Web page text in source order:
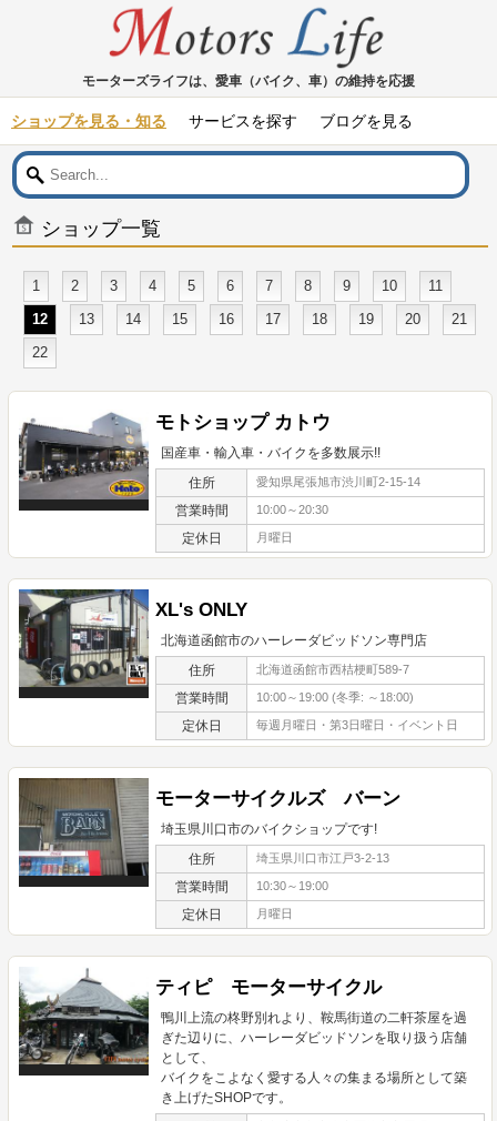
モーターズライフは、愛車（バイク、車）の維持を応援
ショップを見る・知る サービスを探す ブログを見る
ショップ一覧
1 2 3 4 5 6 7 8 9 10
11
12
13 14 15 16 17 18 19 20
21
22
モトショップ カトウ
国産車・輸入車・バイクを多数展示!!
住所 愛知県尾張旭市渋川町2-15-14
営業時間 10:00～20:30
定休日 月曜日
XL's ONLY
北海道函館市のハーレーダビッドソン専門店
住所 北海道函館市西桔梗町589-7
営業時間 10:00～19:00 (冬季: ～18:00)
定休日 毎週月曜日・第3日曜日・イベント日
モーターサイクルズ バーン
埼玉県川口市のバイクショップです!
住所 埼玉県川口市江戸3-2-13
営業時間 10:30～19:00
定休日 月曜日
ティピ モーターサイクル
鴨川上流の柊野別れより、鞍馬街道の二軒茶屋を過
ぎた辺りに、ハーレーダビッドソンを取り扱う店舗
として、
バイクをこよなく愛する人々の集まる場所として築
き上げたSHOPです。